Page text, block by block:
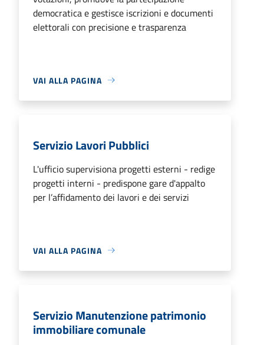
democratica e gestisce iscrizioni e documenti
elettorali con precisione e trasparenza
VAI ALLA PAGINA
Servizio Lavori Pubblici
L'ufficio supervisiona progetti esterni - redige
progetti interni - predispone gare d'appalto
per l’affidamento dei lavori e dei servizi
VAI ALLA PAGINA
Servizio Manutenzione patrimonio
immobiliare comunale